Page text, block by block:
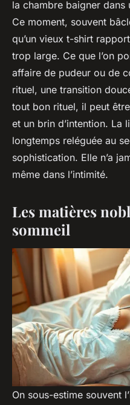
la chambre baigner dans
Ce moment, souvent
qu’un vieux t-shirt
trop large. Ce que l’on
affaire de pudeur ou de
rituel, une transition
tout bon rituel, il peut
et un brin d’intention. La
longtemps reléguée au
sophistication. Elle n’a
même dans l’intimité.
Les matières
sommeil
On sous-estime souvent